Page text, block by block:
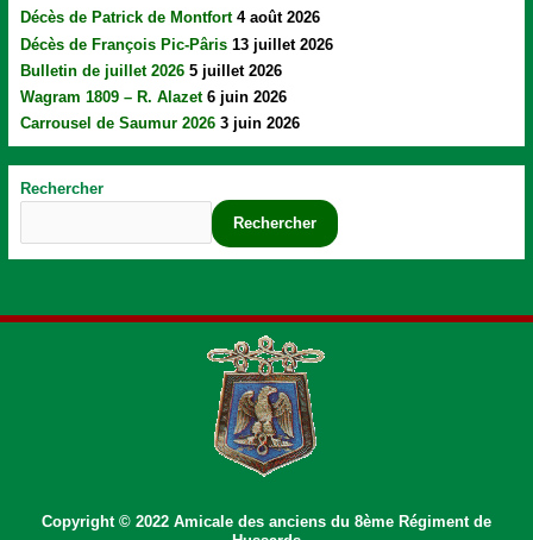
Décès de Patrick de Montfort 4 août 2026
Décès de François Pic-Pâris 13 juillet 2026
Bulletin de juillet 2026 5 juillet 2026
Wagram 1809 – R. Alazet 6 juin 2026
Carrousel de Saumur 2026 3 juin 2026
Rechercher
Rechercher
Copyright © 2022 Amicale des anciens du 8ème Régiment de